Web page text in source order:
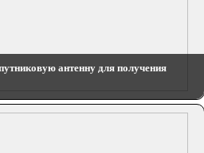
антенну для получения